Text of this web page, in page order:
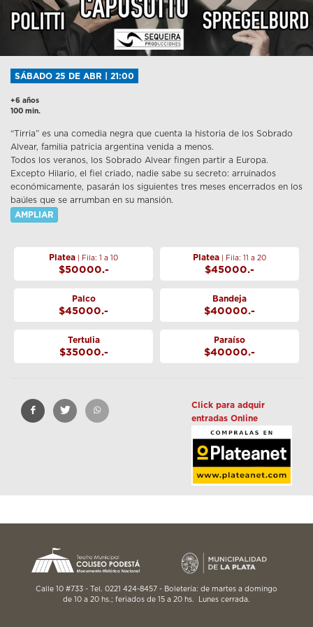
SÁBADO 25 DE ABR | 21:00
+6 años
100 min.
“Tirria” es una comedia negra que cuenta la historia de los Sobrado
Alvear, familia patricia argentina venida a menos.
Todos los veranos, los Sobrado Alvear fingen partir a Europa.
Excepto Hilario, el fiel criado, nadie sabe su secreto: arruinados
económicamente, pasarán los siguientes tres meses encerrados en los
baúles que se arrumban en su mansión.
AMPLIAR
Platea | Fila: 1 a 10
$50000.-
Platea | Fila: 11 a 20
$45000.-
Palco
$45000.-
Bandeja
$40000.-
Tertulia
$35000.-
Paraíso
$40000.-
Click para adquir
entradas Online
Calle 10 #733 - Tel. 0221 424-8457 - Boletería: de martes a domingo
de 10 a 20 hs.; feriados de 15 a 20 hs. Lunes cerrada.